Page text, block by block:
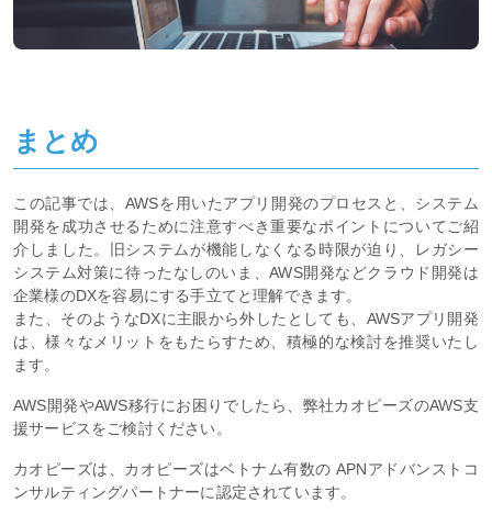
まとめ
この記事では、AWSを用いたアプリ開発のプロセスと、システム
開発を成功させるために注意すべき重要なポイントについてご紹
介しました。旧システムが機能しなくなる時限が迫り、レガシー
システム対策に待ったなしのいま、AWS開発などクラウド開発は
企業様のDXを容易にする手立てと理解できます。
また、そのようなDXに主眼から外したとしても、AWSアプリ開発
は、様々なメリットをもたらすため、積極的な検討を推奨いたし
ます。
AWS開発やAWS移行にお困りでしたら、弊社カオピーズのAWS支
援サービスをご検討ください。
カオピーズは、カオピーズはベトナム有数の APNアドバンストコ
ンサルティングパートナーに認定されています。